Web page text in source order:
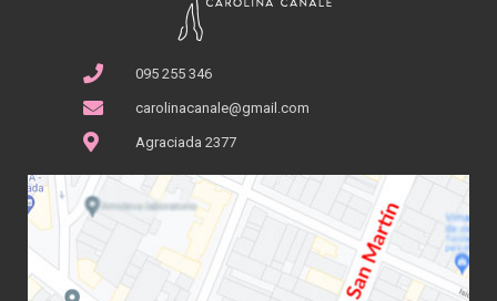
095 255 346
carolinacanale@gmail.com
Agraciada 2377